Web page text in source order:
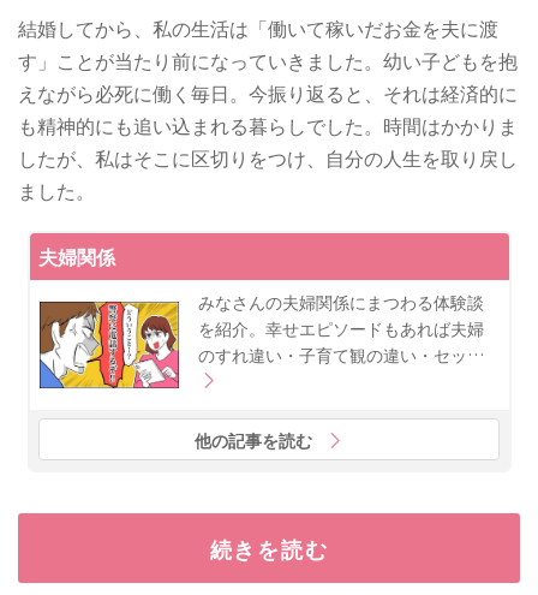
結婚してから、私の生活は「働いて稼いだお金を夫に渡
す」ことが当たり前になっていきました。幼い子どもを抱
えながら必死に働く毎日。今振り返ると、それは経済的に
も精神的にも追い込まれる暮らしでした。時間はかかりま
したが、私はそこに区切りをつけ、自分の人生を取り戻し
ました。
夫婦関係
みなさんの夫婦関係にまつわる体験談
を紹介。幸せエピソードもあれば夫婦
のすれ違い・子育て観の違い・セッ…
他の記事を読む
続きを読む